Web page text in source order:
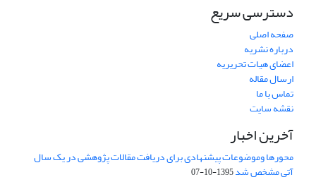
دسترسی سریع
صفحه اصلی
درباره نشریه
اعضای هیات تحریریه
ارسال مقاله
تماس با ما
نقشه سایت
آخرین اخبار
محورها وموضوعات پیشنهادی برای دریافت مقالات پژوهشی در یک سال
آتی مشخص شد1395-10-07